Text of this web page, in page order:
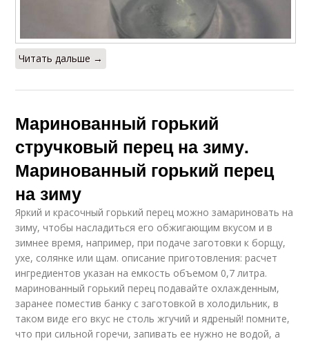
Читать дальше →
Маринованный горький
стручковый перец на зиму.
Маринованный горький перец
на зиму
Яркий и красочный горький перец можно замариновать на
зиму, чтобы насладиться его обжигающим вкусом и в
зимнее время, например, при подаче заготовки к борщу,
ухе, солянке или щам. описание приготовления: расчет
ингредиентов указан на емкость объемом 0,7 литра.
маринованный горький перец подавайте охлажденным,
заранее поместив банку с заготовкой в холодильник, в
таком виде его вкус не столь жгучий и ядреный! помните,
что при сильной горечи, запивать ее нужно не водой, а